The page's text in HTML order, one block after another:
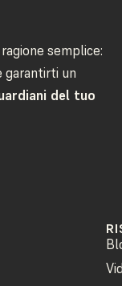
semplice:
garantirti un
del tuo